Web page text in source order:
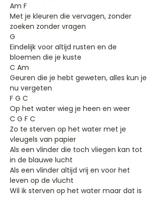
Am F
Met je kleuren die vervagen, zonder
zoeken zonder vragen
G
Eindelijk voor altijd rusten en de
bloemen die je kuste
C Am
Geuren die je hebt geweten, alles kun je
nu vergeten
F G C
Op het water wieg je heen en weer
C G F C
Zo te sterven op het water met je
vleugels van papier
Als een vlinder die toch vliegen kan tot
in de blauwe lucht
Als een vlinder altijd vrij en voor het
leven op de vlucht
Wil ik sterven op het water maar dat is